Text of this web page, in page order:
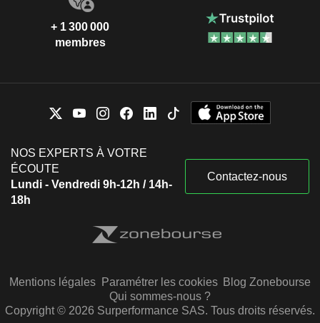
+ 1 300 000
membres
NOS EXPERTS À VOTRE
ÉCOUTE
Lundi - Vendredi 9h-12h / 14h-
18h
Contactez-nous
Mentions légales Paramétrer les cookies Blog Zonebourse
Qui sommes-nous ?
Copyright © 2026 Surperformance SAS. Tous droits réservés.